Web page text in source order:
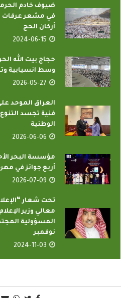
ضيوف خادم
في مشعر عرفات
أركان الحج
2024-06-15
حجاج بيت الله
وسط انسيابية
2026-05-27
العراق الموحد
فنية تجسد التنوع
الوطنية
2026-06-06
مؤسسة البحر
أربع جوائز في
2026-07-09
تحت شعار
معالي وزير
نوفمبر
2024-11-03